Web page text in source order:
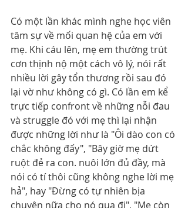
Có một lần khác mình nghe học viên
tâm sự về mối quan hệ của em với
mẹ. Khi cáu lên, mẹ em thường trút
cơn thịnh nộ một cách vô lý, nói rất
nhiều lời gây tổn thương rồi sau đó
lại vờ như không có gì. Có lần em kể
trực tiếp confront về những nỗi đau
và struggle đó với mẹ thì lại nhận
được những lời như là "Ôi dào con có
chắc không đấy", "Bây giờ mẹ dứt
ruột đẻ ra con. nuôi lớn đủ đầy, mà
nói có tí thôi cũng không nghe lời mẹ
hả", hay "Đừng có tự nhiên bịa
chuyện nữa cho nó qua đi", "Mẹ còn